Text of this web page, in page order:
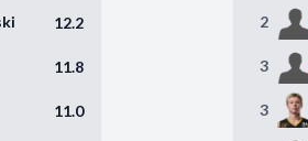
12.2
11.8
11.0
2
3
3